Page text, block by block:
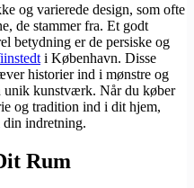
og varierede design, som ofte
de stammer fra. Et godt
betydning er de persiske og
i København. Disse
historier ind i mønstre og
kunstværk. Når du køber
og tradition ind i dit hjem,
indretning.
Rum